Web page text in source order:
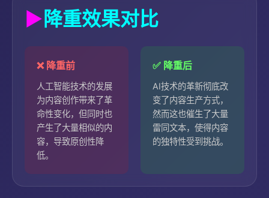
降重效果对比
❌ 降重前
人工智能技术的发展
为内容创作带来了革
命性变化，但同时也
产生了大量相似的内
容，导致原创性降
低。
✅ 降重后
AI技术的革新彻底改
变了内容生产方式，
然而这也催生了大量
雷同文本，使得内容
的独特性受到挑战。